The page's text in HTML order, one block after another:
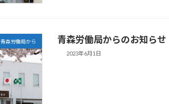
青森労働局から 青森労働局からのお知ら
2023年6月1日